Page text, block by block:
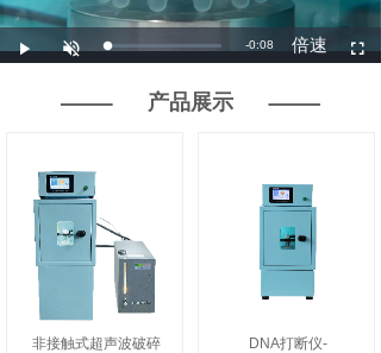
产品展示
非接触式超声波破碎
DNA打断仪-